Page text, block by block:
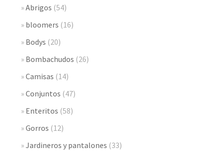
Abrigos (54)
bloomers (16)
Bodys (20)
Bombachudos (26)
Camisas (14)
Conjuntos (47)
Enteritos (58)
Gorros (12)
Jardineros y pantalones (33)